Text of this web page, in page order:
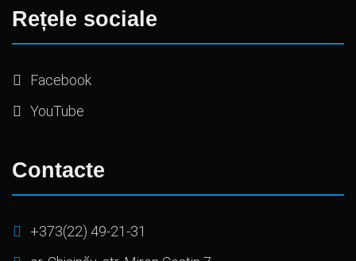
Rețele sociale
Facebook
YouTube
Contacte
+373(22) 49-21-31